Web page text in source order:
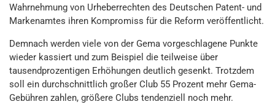
Wahrnehmung von Urheberrechten des Deutschen Patent- und
Markenamtes ihren Kompromiss für die Reform veröffentlicht.
Demnach werden viele von der Gema vorgeschlagene Punkte
wieder kassiert und zum Beispiel die teilweise über
tausendprozentigen Erhöhungen deutlich gesenkt. Trotzdem
soll ein durchschnittlich großer Club 55 Prozent mehr Gema-
Gebühren zahlen, größere Clubs tendenziell noch mehr.